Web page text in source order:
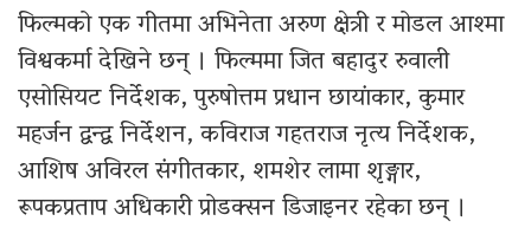
फिल्मको एक गीतमा अभिनेता अरुण क्षेत्री र मोडल आश्मा
विश्वकर्मा देखिने छन् । फिल्ममा जित बहादुर रुवाली
एसोसियट निर्देशक, पुरुषोत्तम प्रधान छायांकार, कुमार
महर्जन द्वन्द्व निर्देशन, कविराज गहतराज नृत्य निर्देशक,
आशिष अविरल संगीतकार, शमशेर लामा शृङ्गार,
रूपकप्रताप अधिकारी प्रोडक्सन डिजाइनर रहेका छन् ।